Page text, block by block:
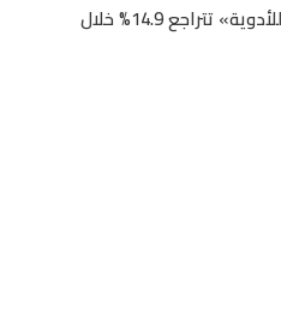
مبيعات «أوركيديا للأدوية» تتراجع 14.9% خلال